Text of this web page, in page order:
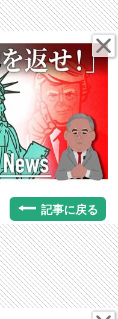
記事に戻る